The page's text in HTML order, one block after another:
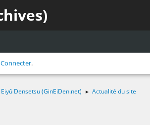
Connecter.
Densetsu (GinEiDen.net) ► Actualité du site